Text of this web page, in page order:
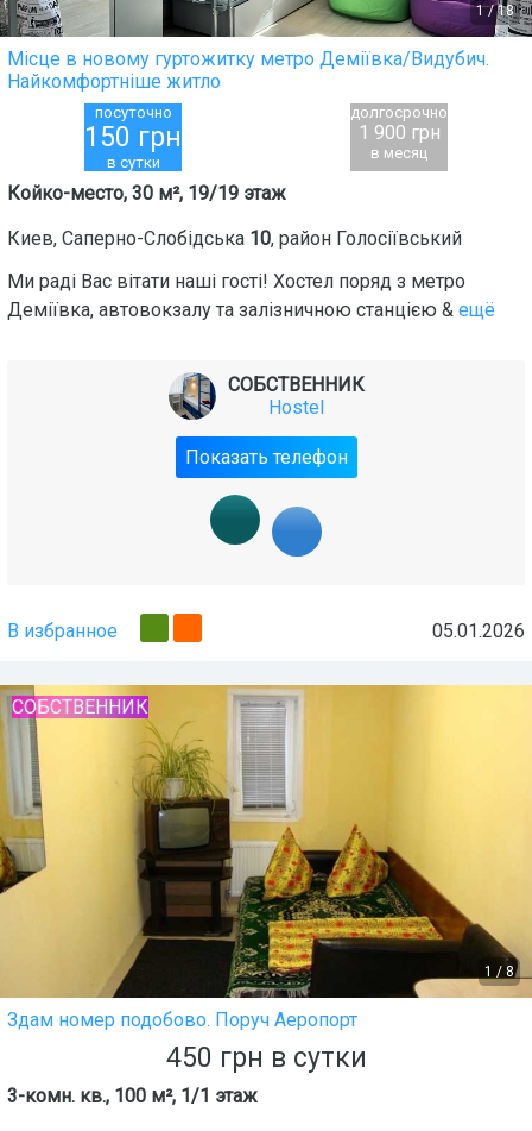
1/18
Місце в новому гуртожитку метро Деміївка/Видубич.
Найкомфортніше житло
посуточно
150 грн
в сутки
долгосрочно
1 900 грн
в месяц
Койко-место, 30 м², 19/19 этаж
Киев, Саперно-Слобідська 10, район Голосіївський
Ми раді Вас вітати наші гості! Хостел поряд з метро
Деміївка, автовокзалу та залізничною станцією & ещё
СОБСТВЕННИК
Hostel
Показать телефон
В избранное 05.01.2026
1 / 8
СОБСТВЕННИК
Здам номер подобово. Поруч Аеропорт
450 грн в сутки
3-комн. кв., 100 м², 1/1 этаж